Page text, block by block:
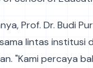
Prof. Dr. Budi
lintas institusi
"Kami percaya